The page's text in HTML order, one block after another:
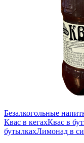
Безалкогольные
Квас в кегахКвас в
бутылкахЛимонад в